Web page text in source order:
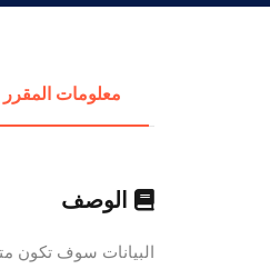
معلومات
الوصف
البيانات سوف تكون